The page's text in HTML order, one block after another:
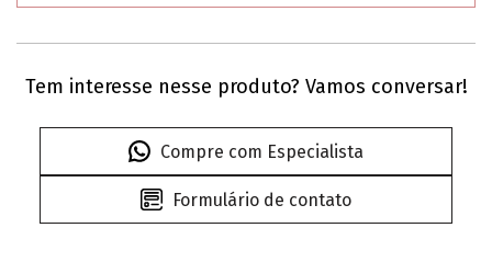
Tem interesse nesse produto? Vamos conversar!
Compre com Especialista
Formulário de contato